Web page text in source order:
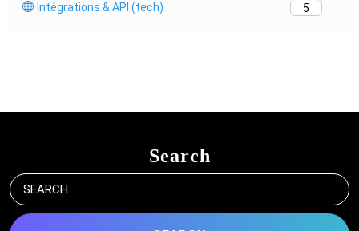
Intégrations & API (tech)
5
Search
Search
for: